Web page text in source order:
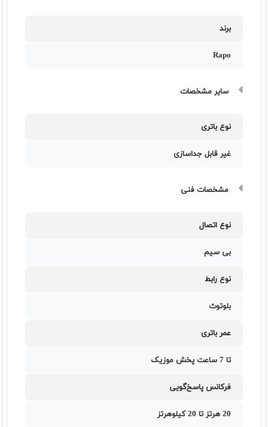
برند
Rapo
سایر مشخصات
نوع باتری
غیر قابل جداسازی
مشخصات فنی
نوع اتصال
بی سیم
نوع رابط
بلوتوث
عمر باتری
تا 7 ساعت پخش موزیک
فرکانس پاسخ‌گویی
20 هرتز تا 20 کيلوهرتز